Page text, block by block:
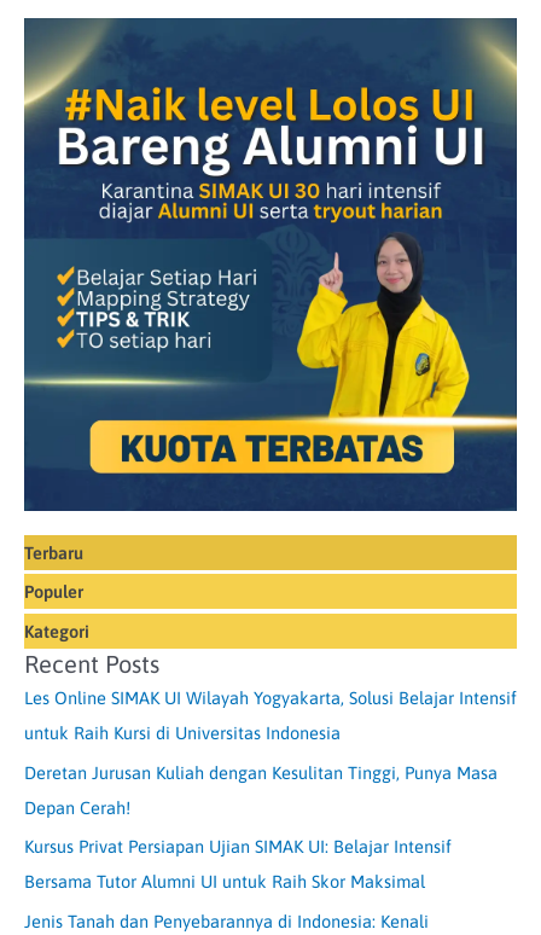
Terbaru
Populer
Kategori
Recent Posts
Les Online SIMAK UI Wilayah Yogyakarta, Solusi Belajar Intensif
untuk Raih Kursi di Universitas Indonesia
Deretan Jurusan Kuliah dengan Kesulitan Tinggi, Punya Masa
Depan Cerah!
Kursus Privat Persiapan Ujian SIMAK UI: Belajar Intensif
Bersama Tutor Alumni UI untuk Raih Skor Maksimal
Jenis Tanah dan Penyebarannya di Indonesia: Kenali